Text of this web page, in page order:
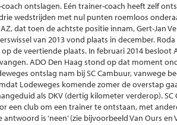
ontslagen. Eén trainer-coach heeft zelf
wedstrijden met nul punten roemloos
dat toen de achtste positie innam, Gert-Jan
van 2013 vond plaats in december. Roda
de veertiende plaats. In februari 2014 besloot
ADO Den Haag stond op dat moment
ontslag nam bij SC Cambuur, vanwege
Lodeweges komende zomer de overstap
als DKV (dertig kilometer verderop). SC
een club om een trainer te ontstaan, met
is ‘neen’ (zie bijvoorbeeld Van Ours en